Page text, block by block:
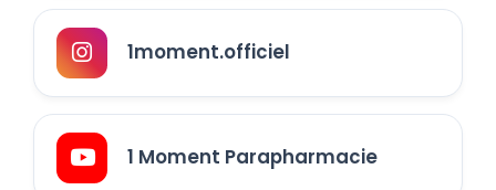
1moment.officiel
1 Moment Parapharmacie